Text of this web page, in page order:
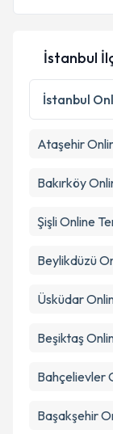
Metni
İstanbul
İstanbul
Ataşehir
Bakırköy
ŞişliOnline
Beylikdüzü
Üsküdar
Beşiktaş
Bahçelievler
Başakşehir